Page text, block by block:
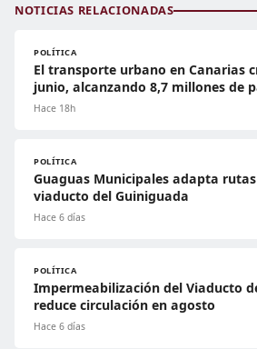
NOTICIAS RELACIONADAS
POLÍTICA
El transporte urbano en Canarias
junio, alcanzando 8,7 millones de
Hace 18h
POLÍTICA
Guaguas Municipales adapta
viaducto del Guiniguada
Hace 6 días
POLÍTICA
Impermeabilización del Viaducto
reduce circulación en agosto
Hace 6 días